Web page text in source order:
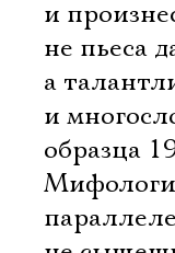
и
не пьеса
а
и
образца